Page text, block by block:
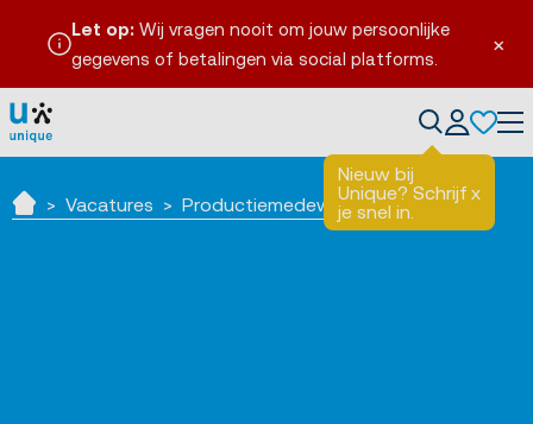
×
Let op: Wij vragen nooit om jouw persoonlijke
gegevens of betalingen via social platforms.
Nieuw bij
Unique? Schrijf
je snel in.
x
Vacatures Productiemedewerker